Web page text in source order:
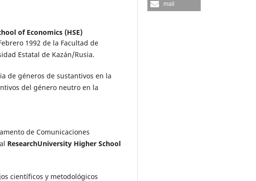
of Economics (HSE)
1992 de la Facultad de
Estatal de Kazán/Rusia.
de géneros de sustantivos en la
del género neutro en la
de Comunicaciones
ResearchUniversity Higher School
científicos y metodológicos
mail